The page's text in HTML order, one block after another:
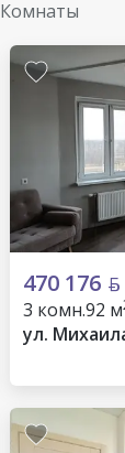
Комнаты
470 176
3 комн.92 м
ул.